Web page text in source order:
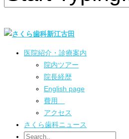
医院紹介・診療案内
院内ツアー
院長経歴
English page
費用
アクセス
さくら歯科ニュース